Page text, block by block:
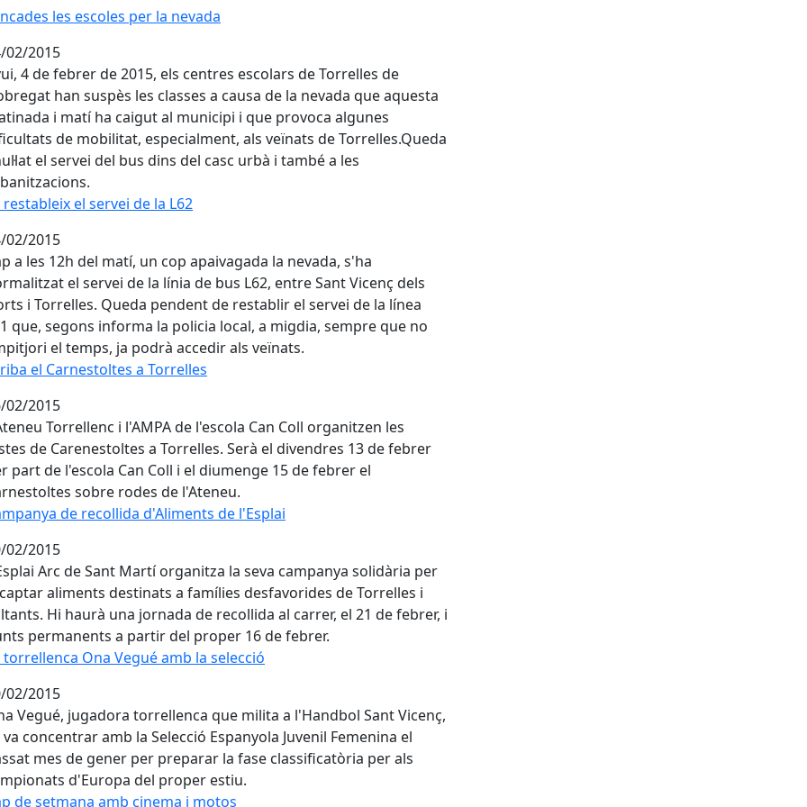
les escoles per la nevada
les escoles per la nevada
02/2015
4 de febrer de 2015, els centres escolars de Torrelles de
han suspès les classes a causa de la nevada que aquesta
i matí ha caigut al municipi i que provoca algunes
de mobilitat, especialment, als veïnats de Torrelles.Queda
el servei del bus dins del casc urbà i també a les
restableix el servei de la L62
restableix el servei de la L62
02/2015
a les 12h del matí, un cop apaivagada la nevada, s'ha
el servei de la línia de bus L62, entre Sant Vicenç dels
i Torrelles. Queda pendent de restablir el servei de la línea
que, segons informa la policia local, a migdia, sempre que no
el temps, ja podrà accedir als veïnats.
el Carnestoltes a Torrelles
el Carnestoltes a Torrelles
02/2015
Torrellenc i l'AMPA de l'escola Can Coll organitzen les
de Carenestoltes a Torrelles. Serà el divendres 13 de febrer
part de l'escola Can Coll i el diumenge 15 de febrer el
sobre rodes de l'Ateneu.
de recollida d'Aliments de l'Esplai
de recollida d'Aliments de l'Esplai
02/2015
Arc de Sant Martí organitza la seva campanya solidària per
aliments destinats a famílies desfavorides de Torrelles i
Hi haurà una jornada de recollida al carrer, el 21 de febrer, i
permanents a partir del proper 16 de febrer.
torrellenca Ona Vegué amb la selecció
torrellenca Ona Vegué amb la selecció
02/2015
Vegué, jugadora torrellenca que milita a l'Handbol Sant Vicenç,
va concentrar amb la Selecció Espanyola Juvenil Femenina el
mes de gener per preparar la fase classificatòria per als
d'Europa del proper estiu.
de setmana amb cinema i motos
de setmana amb cinema i motos